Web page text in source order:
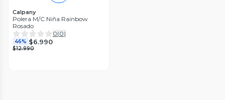
Calpany
Polera M/C Niña Rainbow
Rosado
0(0)
46% $6.990
$12.990